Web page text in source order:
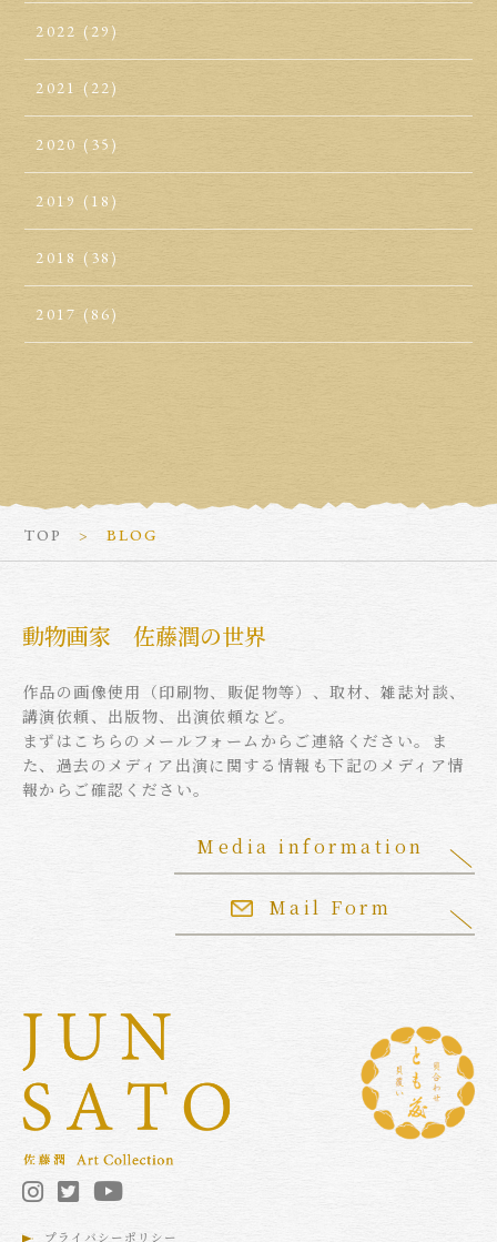
2022 (29)
2021 (22)
2020 (35)
2019 (18)
2018 (38)
2017 (86)
TOP BLOG
動物画家 佐藤潤の世界
作品の画像使用（印刷物、販促物等）、取材、雑誌対談、
講演依頼、出版物、出演依頼など。
まずはこちらのメールフォームからご連絡ください。ま
た、過去のメディア出演に関する情報も下記のメディア情
報からご確認ください。
Mail Form
Media information
プライバシーポリシー